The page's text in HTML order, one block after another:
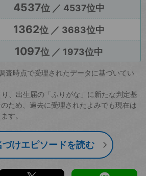
4537位 ／ 4537位中
1362位 ／ 3683位中
1097位 ／ 1973位中
査時点で受理されたデータに基づいてい
、出生届の「ふりがな」に新たな判定基
ため、過去に受理されたよみでも現在は
す。
けエピソードを読む